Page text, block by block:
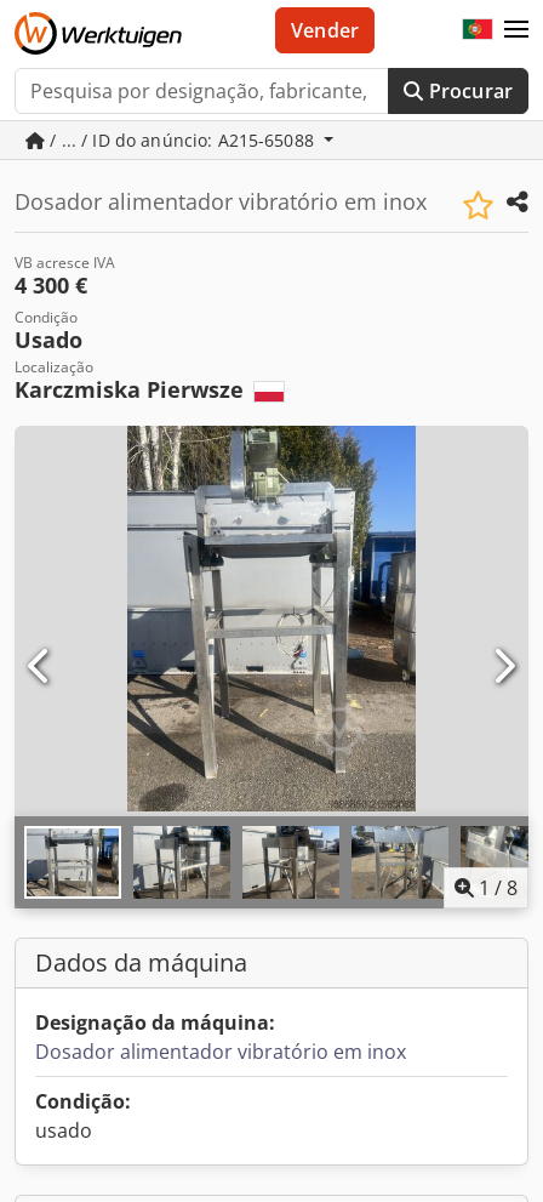
Procurar
Vender
/ ... / ID do anúncio: A215-65088
Dosador alimentador vibratório em inox
VB acresce IVA
4 300 €
Condição
Usado
Localização
Karczmiska Pierwsze
1 /8
Dados da máquina
Designação da máquina:
Dosador alimentador vibratório em inox
Condição:
usado